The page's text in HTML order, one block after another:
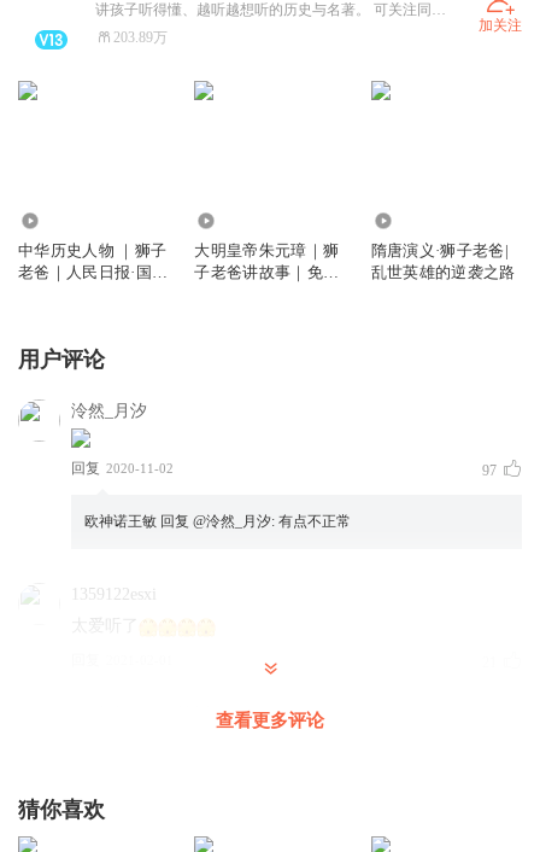
讲孩子听得懂、越听越想听的历史与名著。 可关注同名公众号、抖音号「狮子老爸讲故事」，领取资料图和收听路线图
203.89万
加关注
中华历史人物 ｜狮子
老爸｜人民日报·国家
大明皇帝朱元璋｜狮
子老爸讲故事｜免费
隋唐演义·狮子老爸|
乱世英雄的逆袭之路
用户评论
泠然_月汐
回复 2020-11-02 97
欧神诺王敏 回复 @泠然_月汐: 有点不正常
1359122esxi
太爱听了
回复 @1359122esxi
贾宝玉表示，我太难了
查看更多评论
猜你喜欢